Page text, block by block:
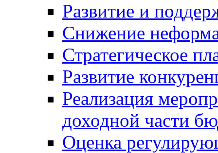
Развитие и
Снижение
Стратегическое
Развитие
Реализация
доходной части
Оценка